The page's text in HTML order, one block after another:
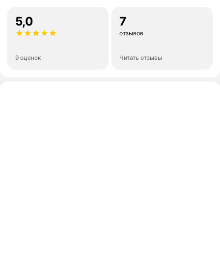
5,0
9 оценок
7
отзывов
Читать отзывы